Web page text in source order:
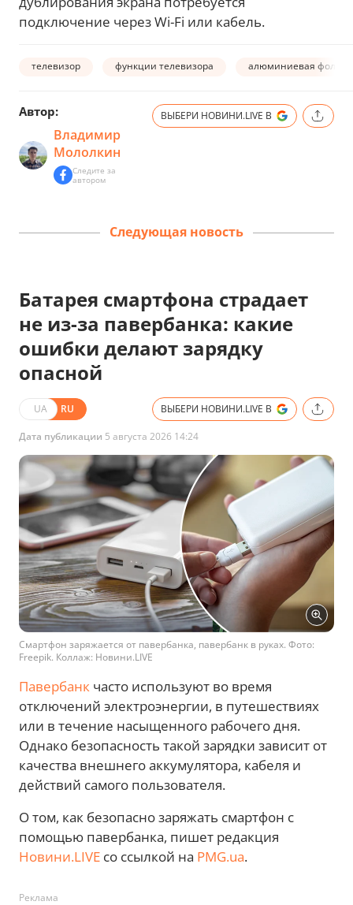
подключение через Wi-Fi или кабель.
телевизор функции телевизора алюминиевая фольга
Автор:
Владимир
Мололкин
Следите за
автором
ВЫБЕРИ НОВИНИ.LIVE В
Следующая новость
Батарея смартфона страдает
не из-за павербанка: какие
ошибки делают зарядку
опасной
UA RU ВЫБЕРИ НОВИНИ.LIVE В
Дата публикации 5 августа 2026 14:24
Смартфон заряжается от павербанка, павербанк в руках. Фото:
Freepik. Коллаж: Новини.LIVE
Павербанк часто используют во время
отключений электроэнергии, в путешествиях
или в течение насыщенного рабочего дня.
Однако безопасность такой зарядки зависит от
качества внешнего аккумулятора, кабеля и
действий самого пользователя.
О том, как безопасно заряжать смартфон с
помощью павербанка, пишет редакция
Новини.LIVE со ссылкой на PMG.ua.
Реклама